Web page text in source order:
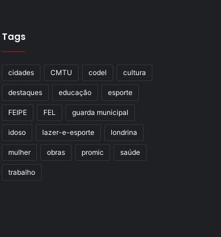
Tags
cidades CMTU codel cultura
destaques educação esporte
FEIPE FEL guarda municipal
idoso lazer-e-esporte londrina
mulher obras promic saúde
trabalho